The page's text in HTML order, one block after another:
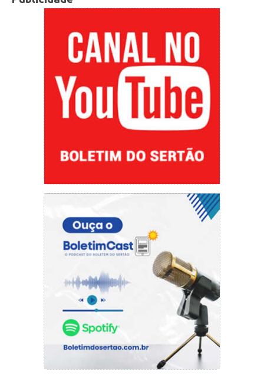
literatura nacional.